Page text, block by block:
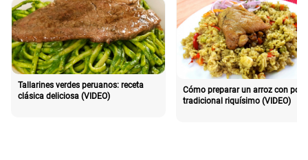
Tallarines verdes peruanos: receta
clásica deliciosa (VIDEO)
Cómo preparar un arroz con pollo
tradicional riquísimo (VIDEO)